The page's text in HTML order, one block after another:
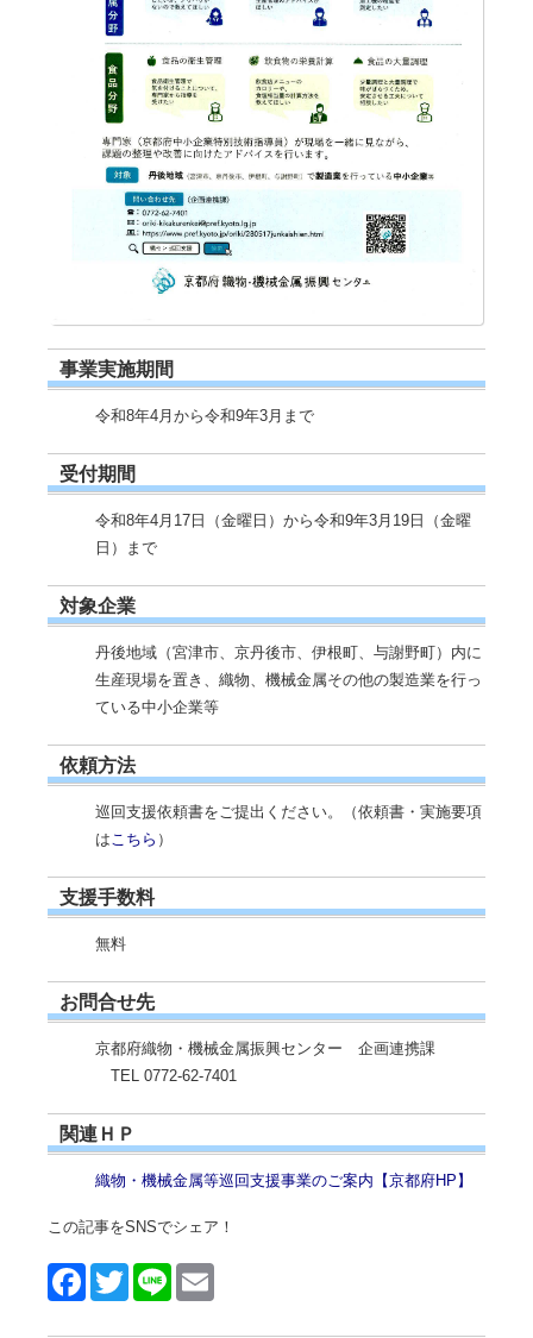
事業実施期間
令和8年4月から令和9年3月まで
受付期間
令和8年4月17日（金曜日）から令和9年3月19日（金曜
日）まで
対象企業
丹後地域（宮津市、京丹後市、伊根町、与謝野町）内に
生産現場を置き、織物、機械金属その他の製造業を行っ
ている中小企業等
依頼方法
巡回支援依頼書をご提出ください。（依頼書・実施要項
は こちら ）
支援手数料
無料
お問合せ先
京都府織物・機械金属振興センター 企画連携課
TEL 0772-62-7401
関連ＨＰ
織物・機械金属等巡回支援事業のご案内【京都府HP】
この記事をSNSでシェア！
Face Twitt Line